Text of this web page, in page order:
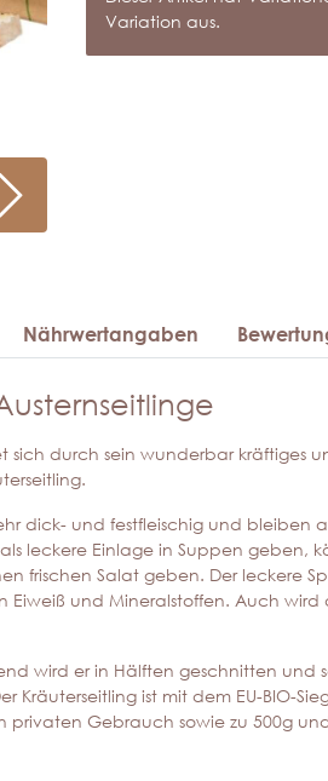
Variation aus.
Nährwertangaben
durch sein wunderbar kräftiges
dick- und festfleischig und bleiben
leckere Einlage in Suppen geben,
frischen Salat geben. Der leckere
Eiweiß und Mineralstoffen. Auch
wird er in Hälften geschnitten
ist mit dem EU-BIO-
Gebrauch sowie zu 500g